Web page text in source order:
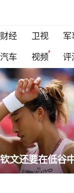
财经 卫视 军
汽车 视频 评
文还要在低谷